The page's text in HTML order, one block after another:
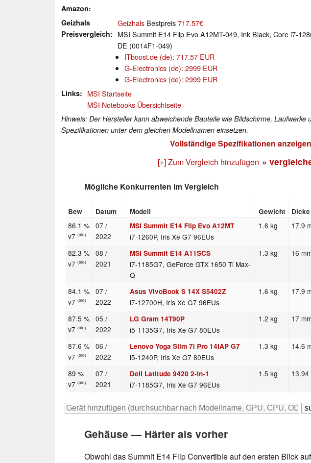
Amazon
Geizhals
Preisvergleich
Geizhals Bestpreis717.57€
MSI Summit E14 Flip Evo A12MT-049, Ink Black, Core i7-
DE (0014F1-049)
ITboost.de (de): 717.57 EUR
G-Electronics (de): 2999 EUR
G-Electronics (de): 2999 EUR
Links
MSI Startseite
MSI Notebooks Übersichtseite
Hinweis: Der Hersteller kann abweichende Bauteile wie Bildschirme, Laufwerke
Spezifikationen unter dem gleichen Modellnamen einsetzen.
Vollständige Spezifikationen anzeigen
[+] Zum Vergleich hinzufügen »
Mögliche Konkurrenten im Vergleich
Bew Datum Modell Gewicht Dicke
86.1 %
v7(old)
07 /
2022
MSI Summit E14 Flip Evo A12MT
i7-1260P, Iris Xe G7 96EUs
1.6 kg 17.9
82.3 %
v7(old)
08 /
2021
MSI Summit E14 A11SCS
i7-1185G7, GeForce GTX 1650 Ti Max-
Q
1.3 kg 16
84.1 %
v7(old)
07 /
2022
Asus VivoBook S 14X S5402Z
i7-12700H, Iris Xe G7 96EUs
1.6 kg 17.9
87.5 %
v7(old)
05 /
2022
LG Gram 14T90P
i5-1135G7, Iris Xe G7 80EUs
1.2 kg 17
87.6 %
v7(old)
06 /
2022
Lenovo Yoga Slim 7i Pro 14IAP G7
i5-1240P, Iris Xe G7 80EUs
1.3 kg 14.6
89 %
v7(old)
07 /
2021
Dell Latitude 9420 2-in-1
i7-1185G7, Iris Xe G7 96EUs
1.5 kg 13.94
Gehäuse — Härter als vorher
Obwohl das Summit E14 Flip Convertible auf den ersten Blick